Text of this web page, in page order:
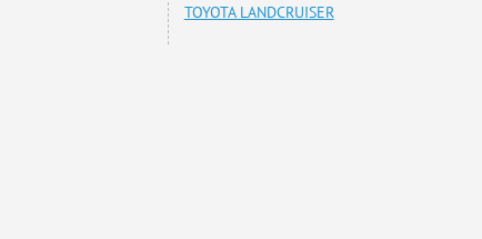
TOYOTA LANDCRUISER